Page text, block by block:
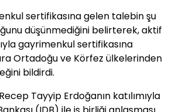
sertifikasına gelen talebin şu
düşünmediğini belirterek, aktif
gayrimenkul sertifikasına
Ortadoğu ve Körfez ülkelerinden
bildirdi.
Tayyip Erdoğanın katılımıyla